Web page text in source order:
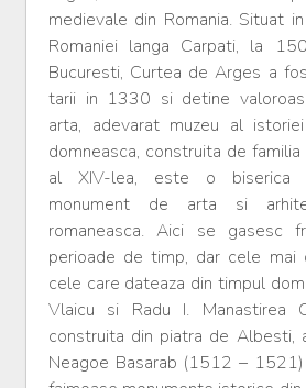
medievale din Romania. Situat
Romaniei langa Carpati, la
Bucuresti, Curtea de Arges a
tarii in 1330 si detine
arta, adevarat muzeu al
domneasca, construita de
al XIV-lea, este o biserica
monument de arta si
romaneasca. Aici se gasesc
perioade de timp, dar cele
cele care dateaza din timpul
Vlaicu si Radu I. Manastirea
construita din piatra de Albesti,
Neagoe Basarab (1512 –